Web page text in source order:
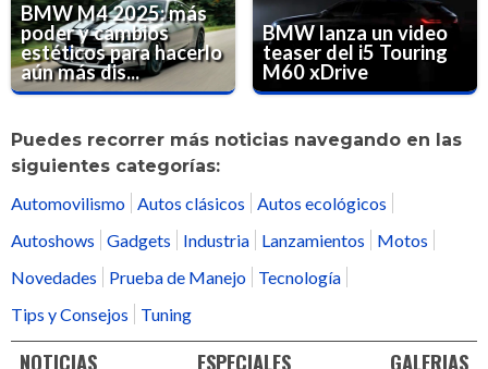
BMW M4 2025: más
poder y cambios
estéticos para hacerlo
aún más dis...
BMW lanza un video
teaser del i5 Touring
M60 xDrive
Puedes recorrer más noticias navegando en las
siguientes categorías:
Automovilismo
Autos clásicos
Autos ecológicos
Autoshows
Gadgets Industria Lanzamientos
Motos
Novedades
Prueba de Manejo
Tecnología
Tips y Consejos
Tuning
NOTICIAS ESPECIALES GALERIAS